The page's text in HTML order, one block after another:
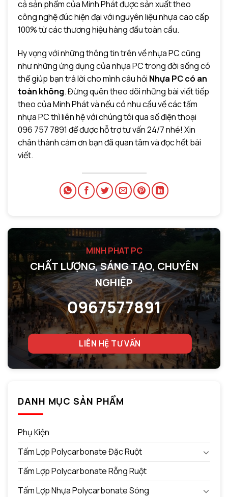
cả sản phẩm của Minh Phát được sản xuất theo
công nghệ đúc hiện đại với nguyên liệu nhựa cao cấp
100% từ các thương hiệu hàng đầu toàn cầu.
Hy vọng với những thông tin trên về nhựa PC cũng
như những ứng dụng của nhựa PC trong đời sống có
thể giúp bạn trả lời cho mình câu hỏi Nhựa PC có an
toàn không. Đừng quên theo dõi những bài viết tiếp
theo của Minh Phát và nếu có nhu cầu về các tấm
nhựa PC thì liên hệ với chúng tôi qua số điện thoại
096 757 7891 để được hỗ trợ tư vấn 24/7 nhé! Xin
chân thành cảm ơn bạn đã quan tâm và đọc hết bài
viết.
MINH PHAT PC
CHẤT LƯỢNG, SÁNG TẠO, CHUYÊN
NGHIỆP
0967577891
LIÊN HỆ TƯ VẤN
DANH MỤC SẢN PHẨM
Phụ Kiện
Tấm Lợp Polycarbonate Đặc Ruột
Tấm Lợp Polycarbonate Rỗng Ruột
Tấm Lợp Nhựa Polycarbonate Sóng